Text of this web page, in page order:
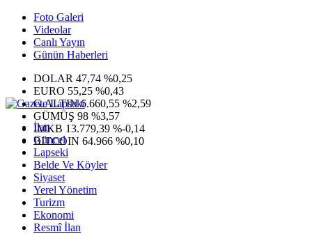
Foto Galeri
Videolar
Canlı Yayın
Günün Haberleri
DOLAR 47,74 %0,25
EURO 55,25 %0,43
G.ALTIN6.660,55 %2,59
GÜMÜŞ 98 %3,57
IMKB 13.779,39 %-0,14
BITCOIN 64.966 %0,10
İlan
Güncel
Lapseki
Belde Ve Köyler
Siyaset
Yerel Yönetim
Turizm
Ekonomi
Resmî İlan